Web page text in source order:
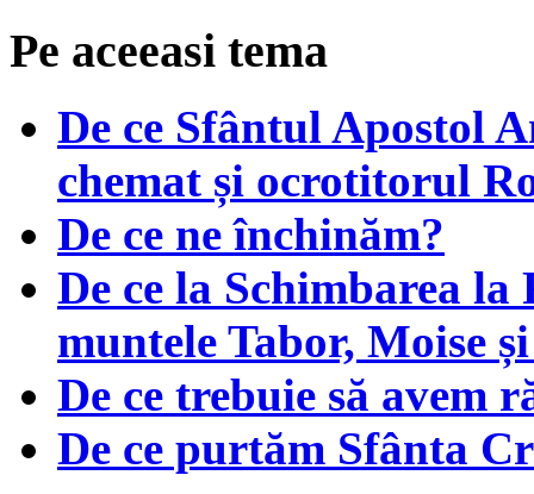
Pe aceeasi tema
De ce Sfântul Apostol
chemat și ocrotitorul
De ce ne închinăm?
De ce la Schimbarea
muntele Tabor, Moise
De ce trebuie să avem
De ce purtăm Sfânta